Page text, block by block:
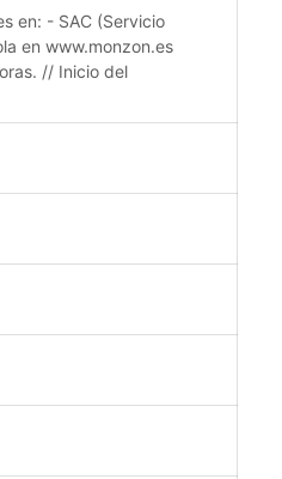
en: - SAC (Servicio
en www.monzon.es
// Inicio del